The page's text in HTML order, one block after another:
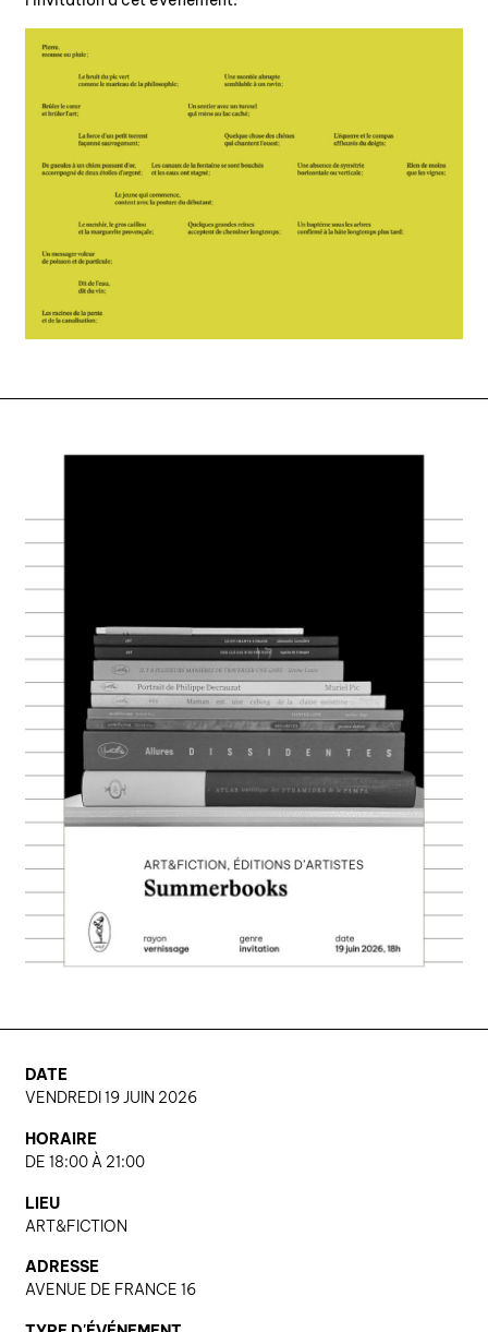
nous soutenir
diffusion/librairies
manuscrits
DATE
VENDREDI 19 JUIN 2026
HORAIRE
DE 18:00 À 21:00
LIEU
ART&FICTION
ADRESSE
AVENUE DE FRANCE 16